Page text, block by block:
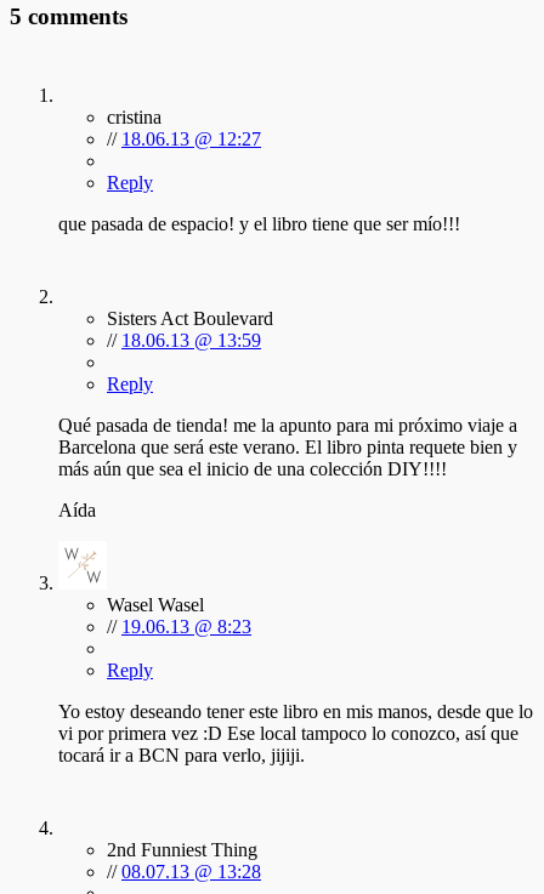
5 comments
cristina
// 18.06.13 @ 12:27
Reply
que pasada de espacio! y el libro tiene que ser mío!!!
Sisters Act Boulevard
// 18.06.13 @ 13:59
Reply
Qué pasada de tienda! me la apunto para mi próximo viaje a
Barcelona que será este verano. El libro pinta requete bien y
más aún que sea el inicio de una colección DIY!!!!
Aída
Wasel Wasel
// 19.06.13 @ 8:23
Reply
Yo estoy deseando tener este libro en mis manos, desde que lo
vi por primera vez :D Ese local tampoco lo conozco, así que
tocará ir a BCN para verlo, jijiji.
2nd Funniest Thing
//08.07.13 @ 13:28